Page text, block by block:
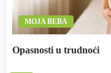
MOJA BEBA
Opasnosti u trudnoći